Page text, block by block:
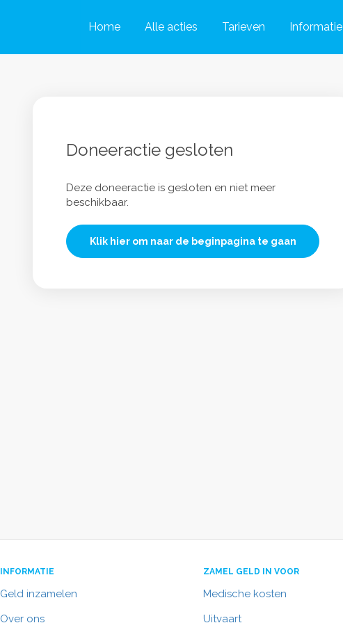
Home Alle acties Tarieven Informatie
Doneeractie gesloten
Deze doneeractie is gesloten en niet meer
beschikbaar.
Klik hier om naar de beginpagina te gaan
INFORMATIE
Geld inzamelen
Over ons
ZAMEL GELD IN VOOR
Medische kosten
Uitvaart